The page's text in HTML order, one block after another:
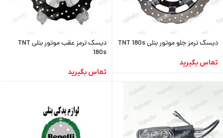
دیسک ترمز جلو موتور بنلی TNT 180s
تماس بگیرید
دیسک ترمز عقب موتور بنلی TNT
180s
تماس بگیرید